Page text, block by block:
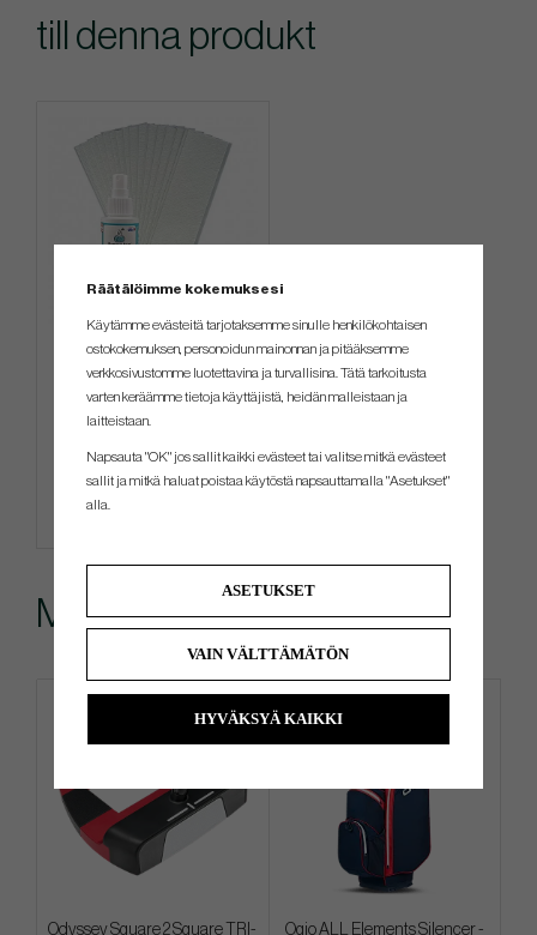
till denna produkt
Regripping kit - Brampton
€22
Info Osta
Muut ostivat myös
Odyssey Square 2 Square TRI-
Ogio ALL Elements Silencer -
Räätälöimme kokemuksesi
Käytämme evästeitä tarjotaksemme sinulle henkilökohtaisen
ostokokemuksen, personoidun mainonnan ja pitääksemme
verkkosivustomme luotettavina ja turvallisina. Tätä tarkoitusta
varten keräämme tietoja käyttäjistä, heidän malleistaan ​​ja
laitteistaan.
Napsauta "OK" jos sallit kaikki evästeet tai valitse mitkä evästeet
sallit ja mitkä haluat poistaa käytöstä napsauttamalla "Asetukset"
alla.
ASETUKSET
VAIN VÄLTTÄMÄTÖN
HYVÄKSYÄ KAIKKI